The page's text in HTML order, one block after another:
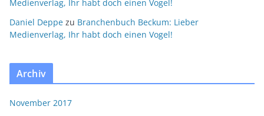
Medienverlag, Ihr habt doch einen Vogel!
Daniel Deppe zu Branchenbuch Beckum: Lieber
Medienverlag, Ihr habt doch einen Vogel!
Archiv
November 2017